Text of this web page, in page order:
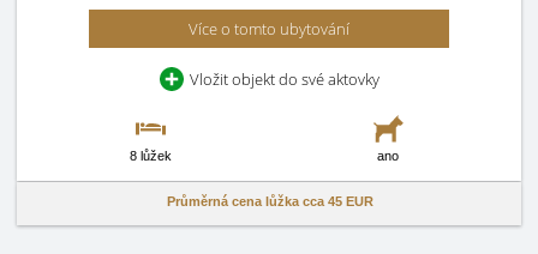
Více o tomto ubytování
Vložit objekt do své aktovky
8 lůžek ano
Průměrná cena lůžka cca 45 EUR